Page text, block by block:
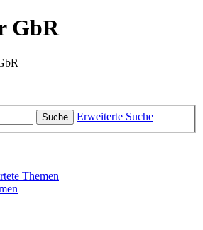
GbR
Suche Erweiterte Suche
Themen